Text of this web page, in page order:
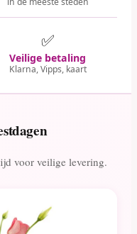
✅
Veilige betaling
Klarna, Vipps, kaart
voor veilige levering.